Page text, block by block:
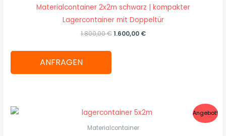
Materialcontainer 2x2m schwarz | kompakter
Lagercontainer mit Doppeltür
1.800,00€ 1.600,00 €
ANFRAGEN
Angebot!
Materialcontainer
Ursprünglicher
Preis
war:
Aktueller
Preis